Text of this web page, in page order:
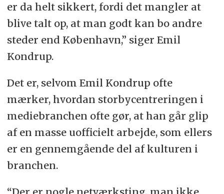
er da helt sikkert, fordi det mangler at
blive talt op, at man godt kan bo andre
steder end København,” siger Emil
Kondrup.
Det er, selvom Emil Kondrup ofte
mærker, hvordan storbycentreringen i
mediebranchen ofte gør, at han går glip
af en masse uofficielt arbejde, som ellers
er en gennemgående del af kulturen i
branchen.